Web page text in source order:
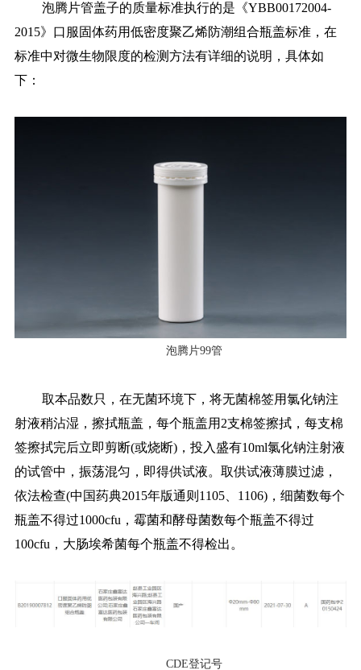
泡腾片管盖子的质量标准执行的是《YBB00172004-
2015》口服固体药用低密度聚乙烯防潮组合瓶盖标准，在
标准中对微生物限度的检测方法有详细的说明，具体如
下：
泡腾片99管
取本品数只，在无菌环境下，将无菌棉签用氯化钠注
射液稍沾湿，擦拭瓶盖，每个瓶盖用2支棉签擦拭，每支棉
签擦拭完后立即剪断(或烧断)，投入盛有10ml氯化钠注射液
的试管中，振荡混匀，即得供试液。取供试液薄膜过滤，
依法检查(中国药典2015年版通则1105、1106)，细菌数每个
瓶盖不得过1000cfu，霉菌和酵母菌数每个瓶盖不得过
100cfu，大肠埃希菌每个瓶盖不得检出。
CDE登记号